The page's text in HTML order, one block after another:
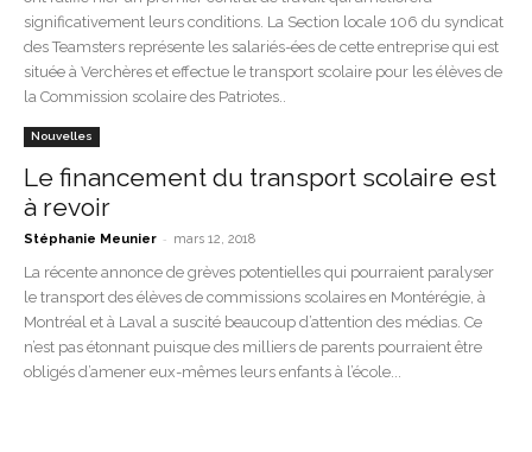
significativement leurs conditions. La Section locale 106 du syndicat
des Teamsters représente les salariés-ées de cette entreprise qui est
située à Verchères et effectue le transport scolaire pour les élèves de
la Commission scolaire des Patriotes..
Nouvelles
Le financement du transport scolaire est
à revoir
Stéphanie Meunier - mars 12, 2018
La récente annonce de grèves potentielles qui pourraient paralyser
le transport des élèves de commissions scolaires en Montérégie, à
Montréal et à Laval a suscité beaucoup d’attention des médias. Ce
n’est pas étonnant puisque des milliers de parents pourraient être
obligés d’amener eux-mêmes leurs enfants à l’école...